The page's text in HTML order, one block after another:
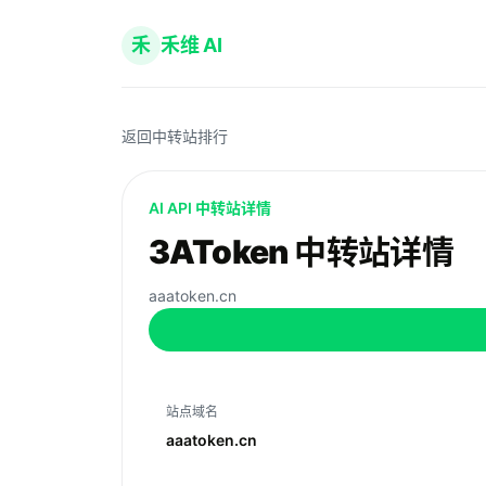
禾 禾维 AI
返回中转站排行
AI API 中转站详情
3AToken 中转站详情
aaatoken.cn
站点域名
aaatoken.cn